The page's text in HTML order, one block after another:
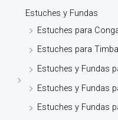
Estuches y Fundas
Estuches para
Estuches para
Estuches y Fundas
Estuches y Fundas
Estuches y Fundas